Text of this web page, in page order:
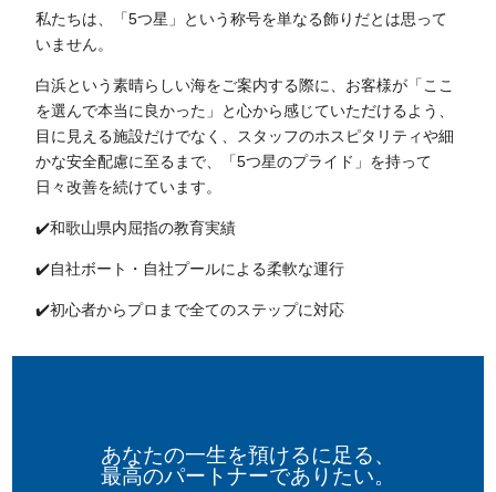
私たちは、「5つ星」という称号を単なる飾りだとは思って
いません。
白浜という素晴らしい海をご案内する際に、お客様が「ここ
を選んで本当に良かった」と心から感じていただけるよう、
目に見える施設だけでなく、スタッフのホスピタリティや細
かな安全配慮に至るまで、「5つ星のプライド」を持って
日々改善を続けています。
✔️和歌山県内屈指の教育実績
✔️自社ボート・自社プールによる柔軟な運行
✔️初心者からプロまで全てのステップに対応
あなたの一生を預けるに足る、
最高のパートナーでありたい。